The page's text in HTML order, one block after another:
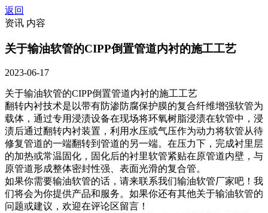
返回
资讯 内容
关于输油软管的CIPP倒置管道内衬的施工工艺
2023-06-17
关于输油软管的CIPP倒置管道内衬的施工工艺
翻转内衬技术是以带有防渗防腐保护膜的复合纤维增强软管为
载体，通过专用浸渍设备在现场将环氧树脂浸渍在软管中，浸
渍后通过翻转内衬装置，利用水压或气压作为动力将软管从待
修复管道的一端翻转到管道的另一端。在压力下，完成衬里层
的加热或常温固化，固化后的衬里软管紧贴在原管道内壁，与
原管道形成整体密封性强、表面光滑的复合管。
如果你需要输油软管的话，请来联系我们输油软管厂家吧！我
们将会为你提供产品和服务。如果你还有其他关于输油软管的
问题或建议，欢迎在评论区留言！